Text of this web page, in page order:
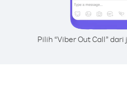
Pilih “Viber Out Call”